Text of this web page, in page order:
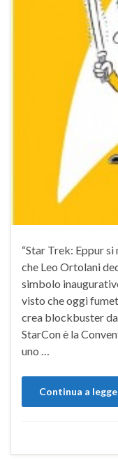
“Star Trek: Eppur
che Leo Ortolani
simbolo
visto che oggi
crea blockbuster
StarCon è la
uno …
Continua a